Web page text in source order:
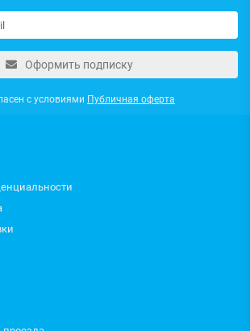
Оформить подписку
с условиями Публичная оферта